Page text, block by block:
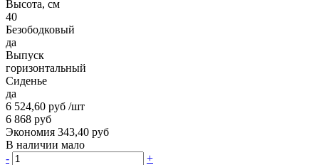
Высота, см
40
Безободковый
да
Выпуск
горизонтальный
Сиденье
да
6 524,60 руб /шт
6 868 руб
Экономия 343,40 руб
В наличии мало
-
+